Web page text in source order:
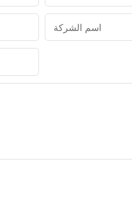
اسم الشركة